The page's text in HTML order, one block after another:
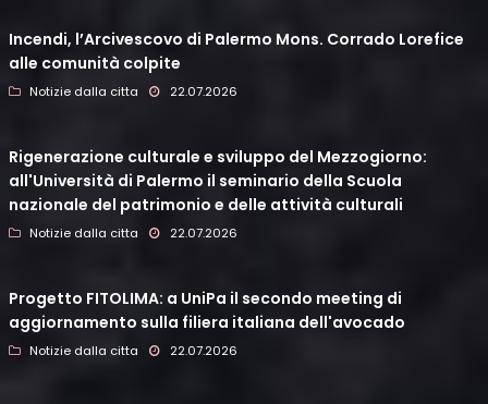
Incendi, l’Arcivescovo di Palermo Mons. Corrado Lorefice
alle comunità colpite
Notizie dalla citta 22.07.2026
Rigenerazione culturale e sviluppo del Mezzogiorno:
all'Università di Palermo il seminario della Scuola
nazionale del patrimonio e delle attività culturali
Notizie dalla citta 22.07.2026
Progetto FITOLIMA: a UniPa il secondo meeting di
aggiornamento sulla filiera italiana dell'avocado
Notizie dalla citta 22.07.2026